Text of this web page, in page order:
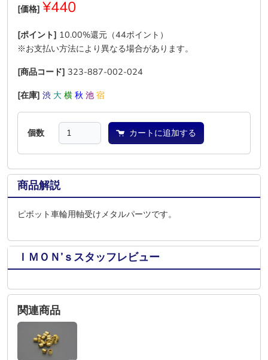
[価格] ¥440
[ポイント] 10.00%還元（44ポイント）
※お支払い方法により異なる場合があります。
[商品コード] 323-887-002-024
[在庫] 渋 大 横 秋 池 宿
個数 カートに追加する
商品解説
ピボット車輪用軸受けメタルパーツです。
ＩＭＯＮ’ｓスタッフレビュー
関連商品